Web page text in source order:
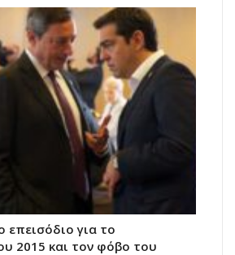
επεισόδιο για το
2015 και τον φόβο του